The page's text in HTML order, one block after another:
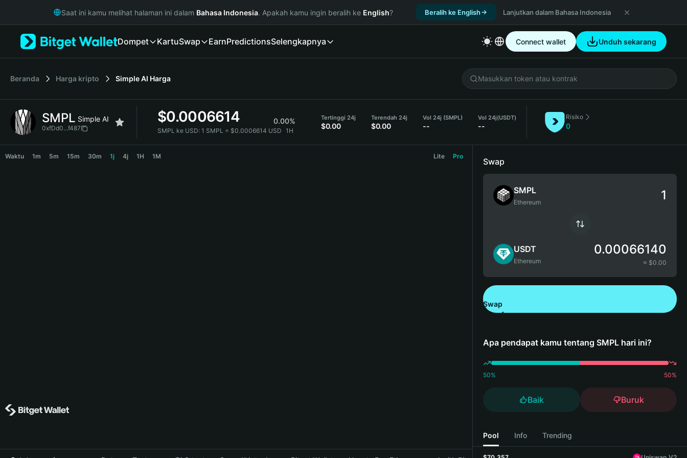
Русский
Italiano
简体中文
繁體中文
Bahasa Indonesia
Saat ini kamu melihat halaman ini dalam Bahasa Indonesia. Apakah kamu ingin beralih ke English? Beralih ke English Lanjutkan dalam Bahasa Indonesia
Dompet KartuSwap EarnPredictionsSelengkapnya Connect wallet Unduh sekarang
Beranda Harga kripto Simple AI Harga
SMPL Simple AI
0xfDd0...f487
$0.0006614 0.00%
SMPL ke USD: 1 SMPL = $0.0006614 USD 1H
Tertinggi 24j
$0.00
Terendah 24j
$0.00
Vol 24j (SMPL)
--
Vol 24j(USDT)
--
Risiko
0
Waktu 1m 5m 15m 30m 1j 4j 1H 1M Lite Pro
Swap
SMPL
Ethereum
USDT
Ethereum
0.00066140
≈ $0.00
Swap
Apa pendapat kamu tentang SMPL hari ini?
50% 50%
Baik Buruk
Pool Info Trending